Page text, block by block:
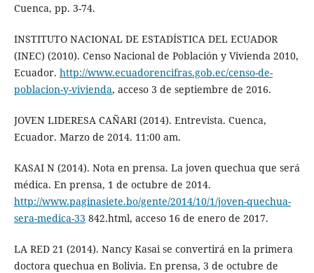
Cuenca, pp. 3-74.
INSTITUTO NACIONAL DE ESTADÍSTICA DEL ECUADOR
(INEC) (2010). Censo Nacional de Población y Vivienda 2010,
Ecuador. http://www.ecuadorencifras.gob.ec/censo-de-
poblacion-y-vivienda, acceso 3 de septiembre de 2016.
JOVEN LIDERESA CAÑARI (2014). Entrevista. Cuenca,
Ecuador. Marzo de 2014. 11:00 am.
KASAI N (2014). Nota en prensa. La joven quechua que será
médica. En prensa, 1 de octubre de 2014.
http://www.paginasiete.bo/gente/2014/10/1/joven-quechua-
sera-medica-33 842.html, acceso 16 de enero de 2017.
LA RED 21 (2014). Nancy Kasai se convertirá en la primera
doctora quechua en Bolivia. En prensa, 3 de octubre de